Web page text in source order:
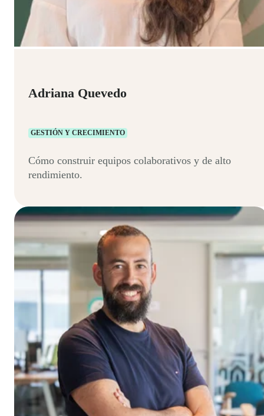
Adriana Quevedo
GESTIÓN Y CRECIMIENTO
Cómo construir equipos colaborativos y de alto
rendimiento.